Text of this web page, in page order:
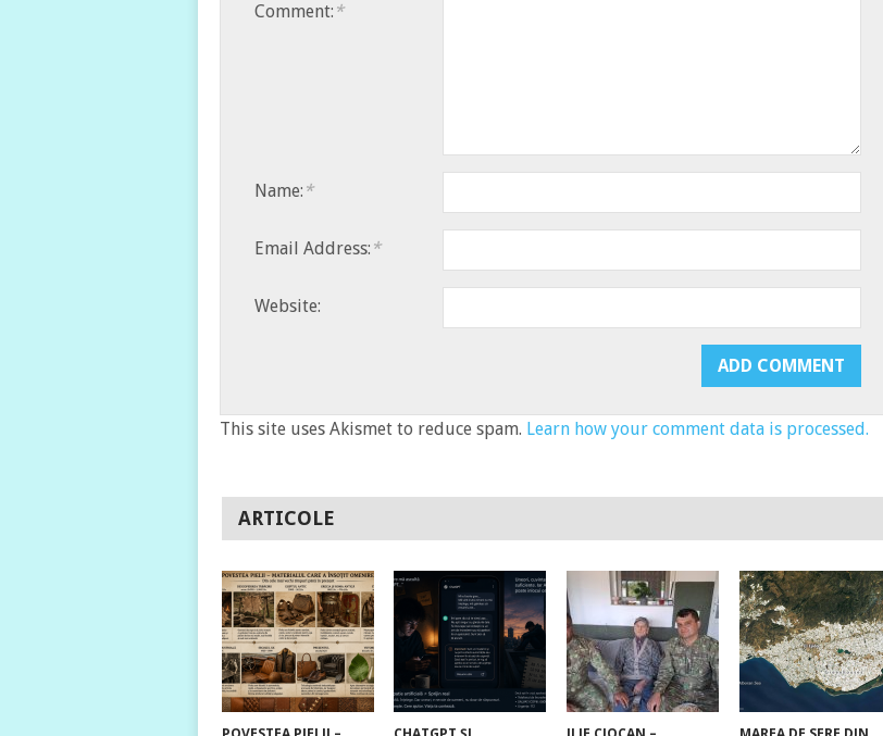
Comment: *
Name: *
Email Address: *
Website:
This site uses Akismet to reduce spam. Learn how your comment data is processed.
ARTICOLE